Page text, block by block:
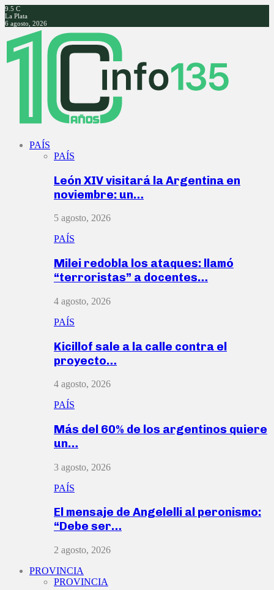
9.5 C
La Plata
6 agosto, 2026
Facebook
Twitter
Instagram
Youtube
PAÍS
PAÍS
León XIV visitará la Argentina en
noviembre: un…
5 agosto, 2026
PAÍS
Milei redobla los ataques: llamó
“terroristas” a docentes…
4 agosto, 2026
PAÍS
Kicillof sale a la calle contra el
proyecto…
4 agosto, 2026
PAÍS
Más del 60% de los argentinos quiere
un…
3 agosto, 2026
PAÍS
El mensaje de Angelelli al peronismo:
“Debe ser…
2 agosto, 2026
PROVINCIA
PROVINCIA